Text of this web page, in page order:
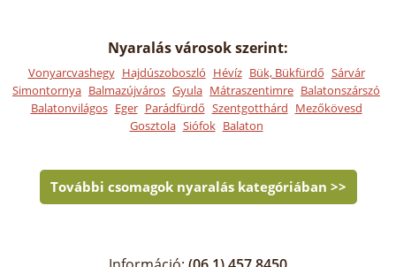
Nyaralás városok szerint:
Vonyarcvashegy Hajdúszoboszló Hévíz Bük, Bükfürdő Sárvár
Simontornya Balmazújváros Gyula Mátraszentimre Balatonszárszó
Balatonvilágos Eger Parádfürdő Szentgotthárd Mezőkövesd
Gosztola Siófok Balaton
További csomagok nyaralás kategóriában >>